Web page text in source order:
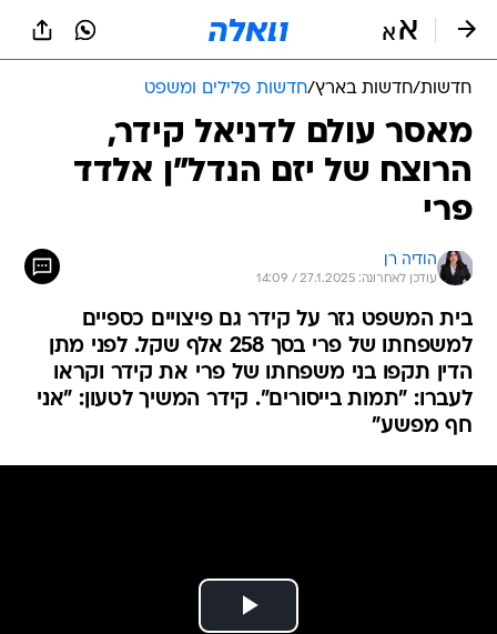
חדשות/חדשות בארץ/חדשות פלילים ומשפט
מאסר עולם לדניאל קידר,
הרוצח של יזם הנדל"ן אלדד
פרי
הודיה רן
עודכן לאחרונה: 27.1.2025 / 14:09
בית המשפט גזר על קידר גם פיצויים כספיים
למשפחתו של פרי בסך 258 אלף שקל. לפני מתן
הדין תקפו בני משפחתו של פרי את קידר וקראו
לעברו: "תמות בייסורים". קידר המשיך לטעון: "אני
חף מפשע"